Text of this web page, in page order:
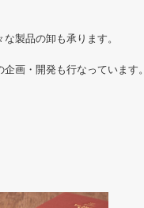
製品の卸も承ります。
画・開発も行なっています。